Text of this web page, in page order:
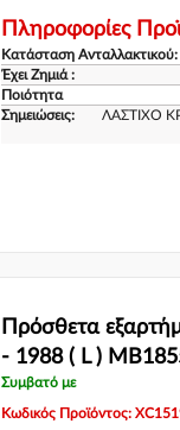
Πληροφορίες
Κατάσταση Ανταλλακτικού:
Έχει Ζημιά :
Ποιότητα
Σημειώσεις:
ΛΑΣΤΙΧΟ
Πρόσθετα
- 1988 ( L )
Συμβατό με
Κωδικός Προϊόντος: